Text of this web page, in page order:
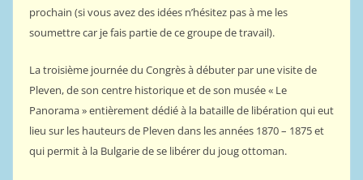
prochain (si vous avez des idées n’hésitez pas à me les
soumettre car je fais partie de ce groupe de travail).
La troisième journée du Congrès à débuter par une visite de
Pleven, de son centre historique et de son musée « Le
Panorama » entièrement dédié à la bataille de libération qui eut
lieu sur les hauteurs de Pleven dans les années 1870 – 1875 et
qui permit à la Bulgarie de se libérer du joug ottoman.